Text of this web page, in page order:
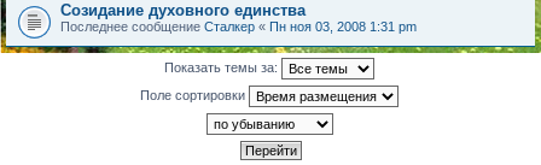
Созидание духовного единства
Последнее сообщение Сталкер « Пн ноя 03, 2008 1:31 pm
Показать темы за:
Поле сортировки